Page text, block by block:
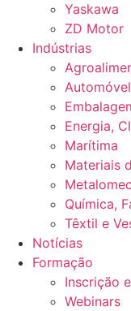
Yaskawa
ZD Motor
Indústrias
Energia,
Marítima
Materiais
Química,
Têxtil e
Notícias
Formação
Inscrição
Webinars